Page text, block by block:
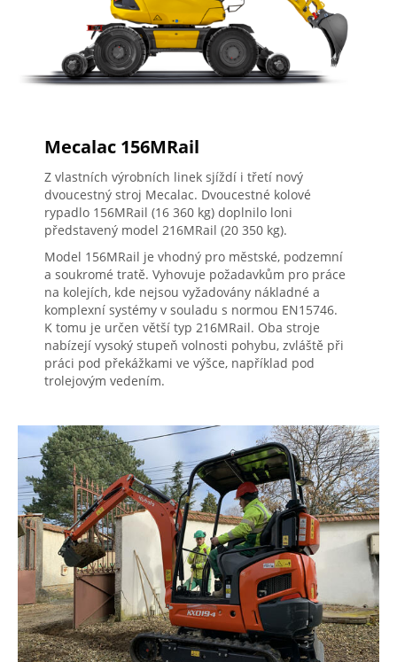
Mecalac 156MRail
Z vlastních výrobních linek sjíždí i třetí nový
dvoucestný stroj Mecalac. Dvoucestné kolové
rypadlo 156MRail (16 360 kg) doplnilo loni
představený model 216MRail (20 350 kg).
Model 156MRail je vhodný pro městské, podzemní
a soukromé tratě. Vyhovuje požadavkům pro práce
na kolejích, kde nejsou vyžadovány nákladné a
komplexní systémy v souladu s normou EN15746.
K tomu je určen větší typ 216MRail. Oba stroje
nabízejí vysoký stupeň volnosti pohybu, zvláště při
práci pod překážkami ve výšce, například pod
trolejovým vedením.